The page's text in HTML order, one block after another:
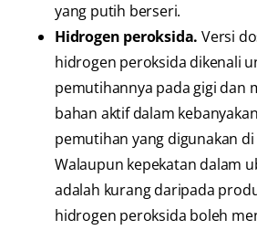
yang putih berseri.
Hidrogen peroksida. Versi
hidrogen peroksida dikenali
pemutihannya pada gigi dan
bahan aktif dalam
pemutihan yang digunakan di
Walaupun kepekatan dalam
adalah kurang daripada
hidrogen peroksida boleh